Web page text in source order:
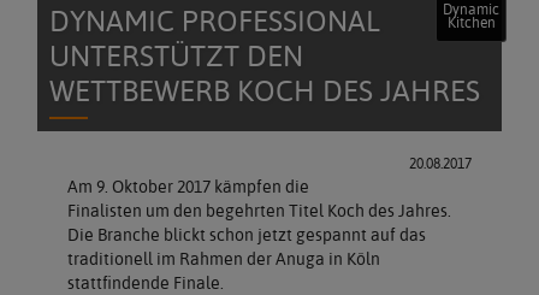
Dynamic
Kitchen
DYNAMIC PROFESSIONAL
UNTERSTÜTZT DEN
WETTBEWERB KOCH DES JAHRES
20.08.2017
Am 9. Oktober 2017 kämpfen die
Finalisten um den begehrten Titel Koch des Jahres.
Die Branche blickt schon jetzt gespannt auf das
traditionell im Rahmen der Anuga in Köln
stattfindende Finale.